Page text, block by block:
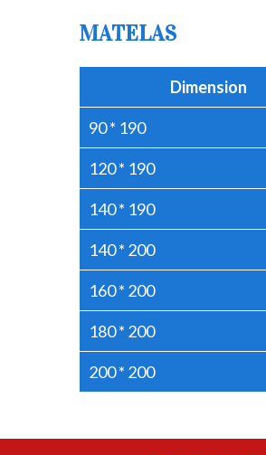
MATELAS
Dimension
90 * 190
120 * 190
140 * 190
140 * 200
160 * 200
180 * 200
200 * 200